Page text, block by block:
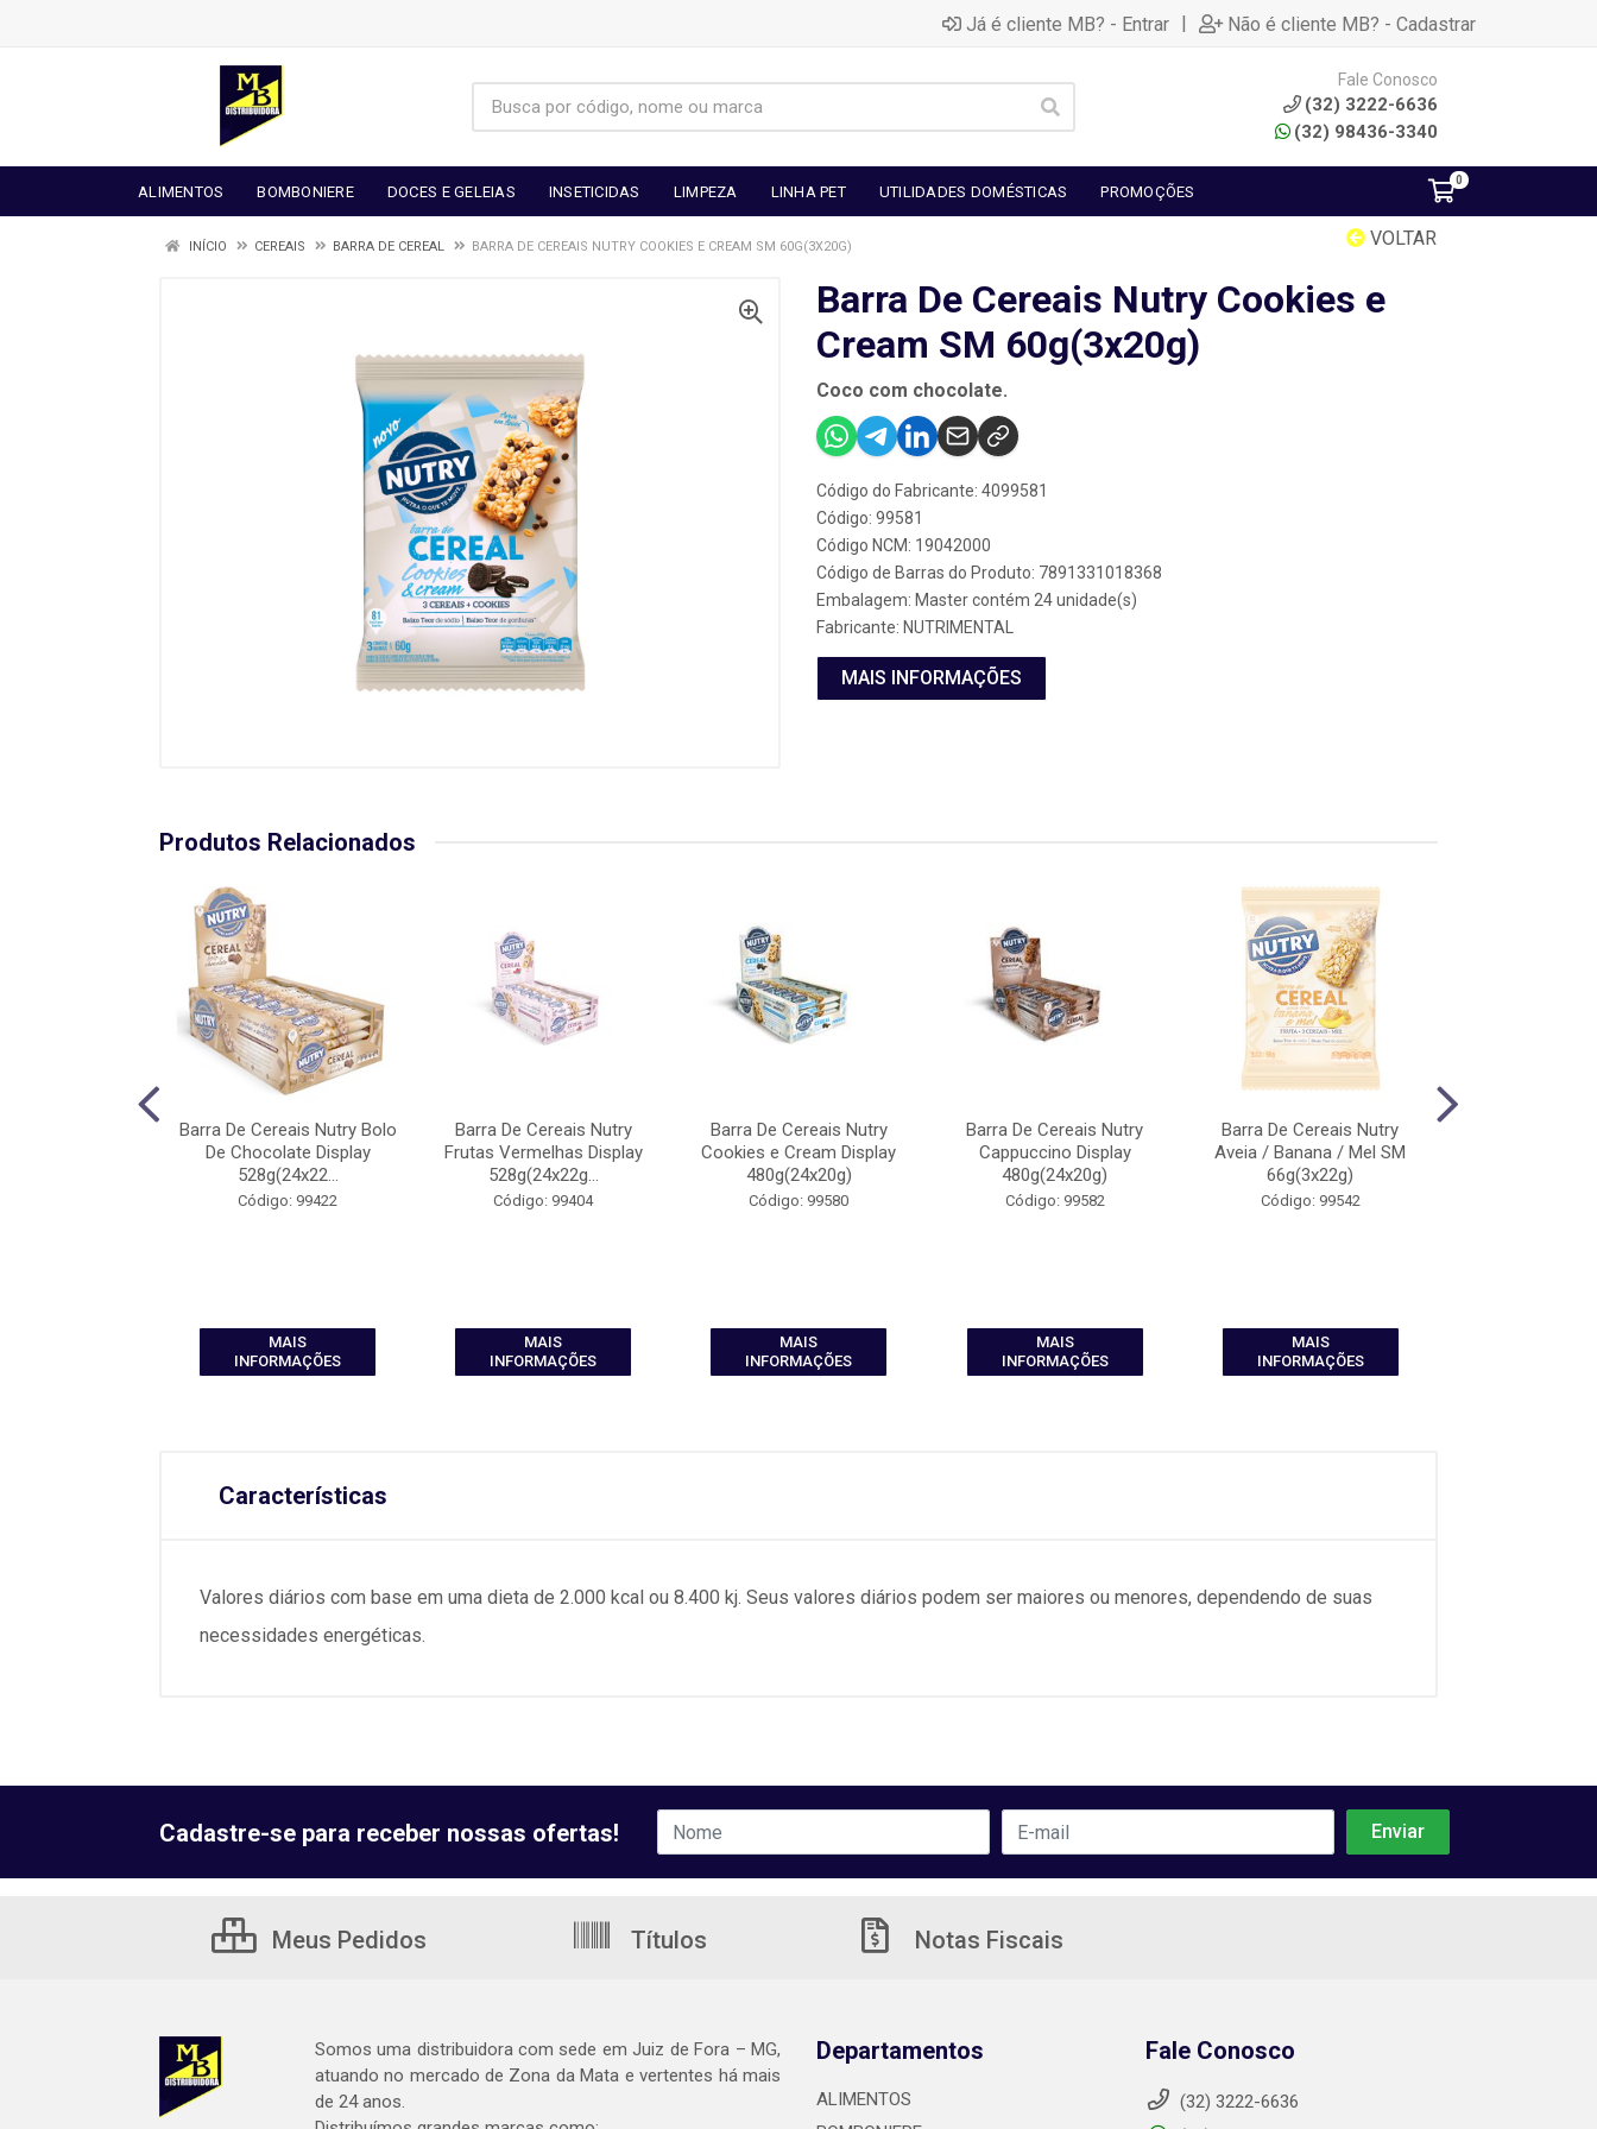
Já é cliente MB? - Entrar | Não é cliente MB? - Cadastrar
Fale Conosco
(32) 3222-6636
(32) 98436-3340
ALIMENTOS BOMBONIERE DOCES E GELEIAS INSETICIDAS LIMPEZA LINHA PET UTILIDADES DOMÉSTICAS PROMOÇÕES
0
VOLTAR
INÍCIO CEREAIS BARRA DE CEREAL BARRA DE CEREAIS NUTRY COOKIES E CREAM SM 60G(3X20G)
Barra De Cereais Nutry Cookies e
Cream SM 60g(3x20g)
Coco com chocolate.
Código do Fabricante: 4099581
Código: 99581
Código NCM: 19042000
Código de Barras do Produto: 7891331018368
Embalagem: Master contém 24 unidade(s)
Fabricante: NUTRIMENTAL
MAIS INFORMAÇÕES
Produtos Relacionados
Barra De Cereais Nutry Bolo
De Chocolate Display
528g(24x22...
Código: 99422
MAIS
INFORMAÇÕES
Barra De Cereais Nutry
Frutas Vermelhas Display
528g(24x22g...
Código: 99404
MAIS
INFORMAÇÕES
Barra De Cereais Nutry
Cookies e Cream Display
480g(24x20g)
Código: 99580
MAIS
INFORMAÇÕES
Barra De Cereais Nutry
Cappuccino Display
480g(24x20g)
Código: 99582
MAIS
INFORMAÇÕES
Barra De Cereais Nutry
Aveia / Banana / Mel SM
66g(3x22g)
Código: 99542
MAIS
INFORMAÇÕES
Características
Valores diários com base em uma dieta de 2.000 kcal ou 8.400 kj. Seus valores diários podem ser maiores ou menores, dependendo de suas
necessidades energéticas.
Cadastre-se para receber nossas ofertas!
Meus Pedidos Títulos Notas Fiscais
Somos uma distribuidora com sede em Juiz de Fora – MG,
atuando no mercado de Zona da Mata e vertentes há mais
de 24 anos.
Departamentos
ALIMENTOS
Fale Conosco
(32) 3222-6636